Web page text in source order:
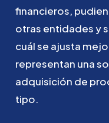
financieros,
otras entidadesy
cuálse ajusta
representan una
adquisición de
tipo.